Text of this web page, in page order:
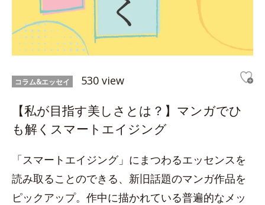
コラム&エッセイ 530 view
【私が目指す美しさとは？】マンガでひ
も解くスマートエイジング
「スマートエイジング」にまつわるエッセンスを
読み取ることのできる、新旧話題のマンガ作品を
ピックアップ。作中に描かれている普遍的なメッ